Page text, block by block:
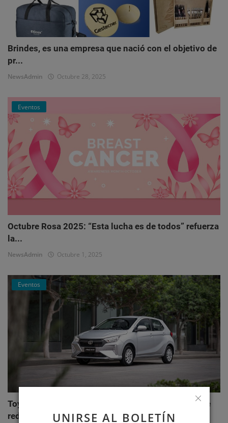
UNIRSE AL BOLETÍN
Brindes, es una empresa que nació con el objetivo de
pr...
NewsAdmin Octubre 28, 2025
Eventos
Octubre Rosa 2025: “Esta lucha es de todos” refuerza
la...
NewsAdmin Octubre 1, 2025
Eventos
Toyota AGYA: el nuevo hatchback de Toyotoshi que
redefi...